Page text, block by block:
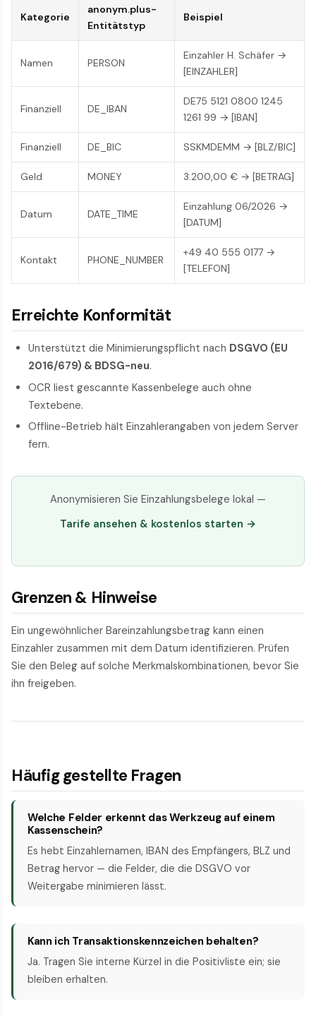
Kategorie
anonym.plus-
Entitätstyp
Beispiel
Namen PERSON
Einzahler H. Schäfer →
[EINZAHLER]
Finanziell DE_IBAN
DE75 5121 0800 1245
1261 99 → [IBAN]
Finanziell DE_BIC SSKMDEMM → [BLZ/BIC]
Geld MONEY 3.200,00 € → [BETRAG]
Datum DATE_TIME
Einzahlung 06/2026 →
[DATUM]
Kontakt PHONE_NUMBER
+49 40 555 0177 →
[TELEFON]
Erreichte Konformität
Unterstützt die Minimierungspflicht nach DSGVO (EU
2016/679) & BDSG-neu.
OCR liest gescannte Kassenbelege auch ohne
Textebene.
Offline-Betrieb hält Einzahlerangaben von jedem Server
fern.
Anonymisieren Sie Einzahlungsbelege lokal —
Tarife ansehen & kostenlos starten →
Grenzen & Hinweise
Ein ungewöhnlicher Bareinzahlungsbetrag kann einen
Einzahler zusammen mit dem Datum identifizieren. Prüfen
Sie den Beleg auf solche Merkmalskombinationen, bevor Sie
ihn freigeben.
Häufig gestellte Fragen
Welche Felder erkennt das Werkzeug auf einem
Kassenschein?
Es hebt Einzahlernamen, IBAN des Empfängers, BLZ und
Betrag hervor — die Felder, die die DSGVO vor
Weitergabe minimieren lässt.
Kann ich Transaktionskennzeichen behalten?
Ja. Tragen Sie interne Kürzel in die Positivliste ein; sie
bleiben erhalten.